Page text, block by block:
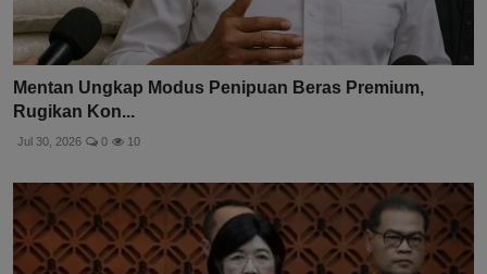
Mentan Ungkap Modus Penipuan Beras Premium,
Rugikan Kon...
Jul 30, 2026 0 10